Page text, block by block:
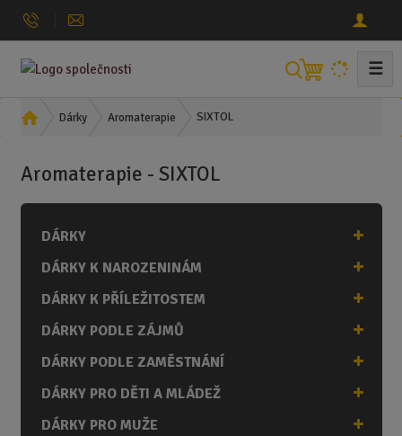
V
a
☰
Ú
d
s
a
a
Dárky Aromaterapie SIXTOL
Aromaterapie - SIXTOL
DÁRKY
DÁRKY K NAROZENINÁM
DÁRKY K PŘÍLEŽITOSTEM
DÁRKY PODLE ZÁJMŮ
DÁRKY PODLE ZAMĚSTNÁNÍ
DÁRKY PRO DĚTI A MLÁDEŽ
DÁRKY PRO MUŽE